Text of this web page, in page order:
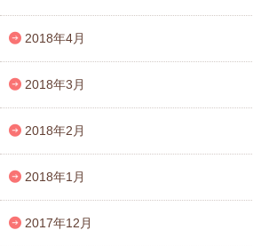
2018年4月
2018年3月
2018年2月
2018年1月
2017年12月